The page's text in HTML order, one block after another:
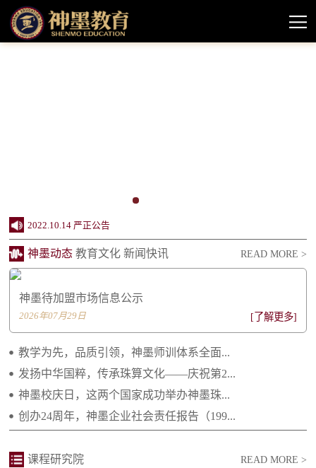
2022.10.14 严正公告
2022.08.11 神墨品牌授权课程声明
2022.06.20 不忘初心 感恩有您——致所有神...
2021.02.25 庆祝建党一百周年 祝福祖国繁荣...
2021.01.14 李绵军总校长2021年新年贺词
READ MORE >
神墨动态 教育文化 新闻快讯
神墨待加盟市场信息公示
[了解更多]
2026年07月29日
教学为先，品质引领，神墨师训体系全面...
发扬中华国粹，传承珠算文化——庆祝第2...
神墨校庆日，这两个国家成功举办神墨珠...
创办24周年，神墨企业社会责任报告（199...
READ MORE >
课程研究院